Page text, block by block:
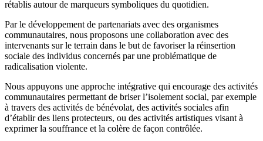
rétablis autour de marqueurs symboliques du quotidien.
Par le développement de partenariats avec des organismes
communautaires, nous proposons une collaboration avec des
intervenants sur le terrain dans le but de favoriser la réinsertion
sociale des individus concernés par une problématique de
radicalisation violente.
Nous appuyons une approche intégrative qui encourage des activités
communautaires permettant de briser l’isolement social, par exemple
à travers des activités de bénévolat, des activités sociales afin
d’établir des liens protecteurs, ou des activités artistiques visant à
exprimer la souffrance et la colère de façon contrôlée.